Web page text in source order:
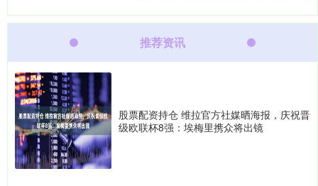
推荐资讯
股票配资持仓 维拉官方社媒晒海报，庆祝晋
级欧联杯8强：埃梅里携众将出镜